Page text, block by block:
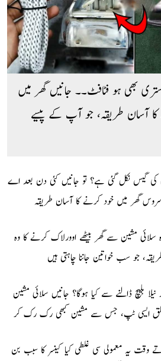
بھی ہو فٹافٹ۔۔ جانیں گھر میں
آسان طریقہ، جو آپ کے پیسے
گیس نکل گئی ہے؟ تو جانیں کئی دن بعد اے
گھر میں خود کرنے کا آسان طریقہ
سلائی مشین سے گھر بیٹھے اوورلاک کرنے کا وہ
جو سب خواتین جاننا چاہتی ہیں
بلیچ ڈالنے سے کیا ہوگا؟ جانیں سلائی مشین
ایسی ٹپ، جس سے مشین کبھی رک رک کر
وقت یہ معمولی سی غلطی کیا کینسر کا سبب بن